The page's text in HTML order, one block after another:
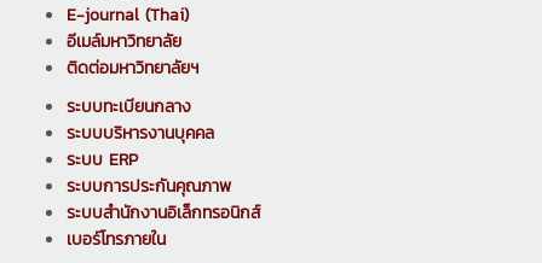
E-journal (Thai)
อีเมล์มหาวิทยาลัย
ติดต่อมหาวิทยาลัยฯ
ระบบทะเบียนกลาง
ระบบบริหารงานบุคคล
ระบบ ERP
ระบบการประกันคุณภาพ
ระบบสำนักงานอิเล็กทรอนิกส์
เบอร์โทรภายใน